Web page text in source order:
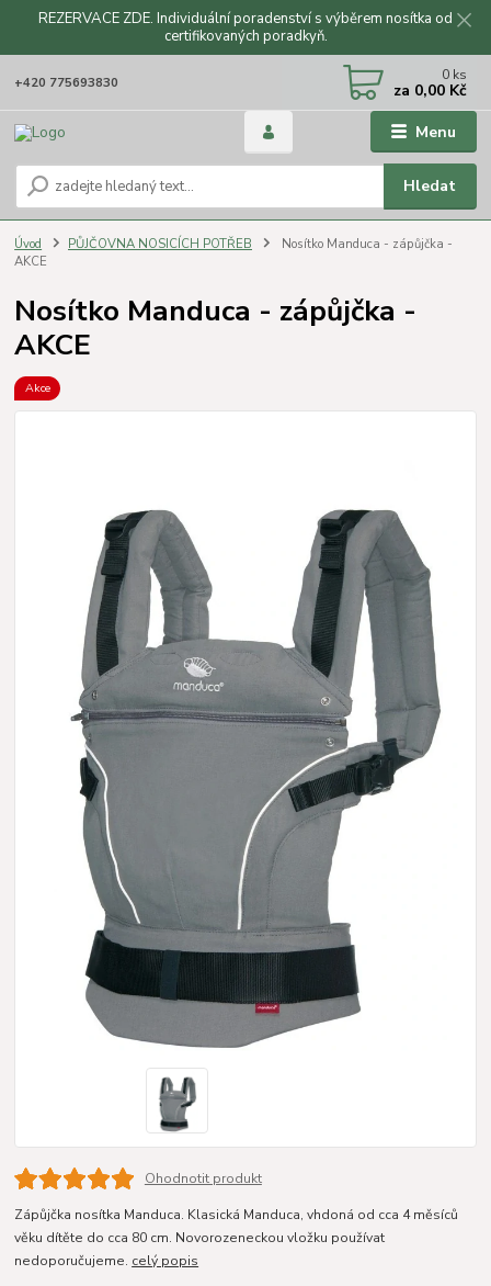
REZERVACE ZDE. Individuální poradenství s výběrem nosítka od
certifikovaných poradkyň.
Menu
Hledat
+420 775693830 0 ks
za 0,00 Kč
Úvod PŮJČOVNA NOSICÍCH POTŘEB
Nosítko Manduca - zápůjčka -
AKCE
Nosítko Manduca - zápůjčka -
AKCE
Akce
Ohodnotit produkt
Zápůjčka nosítka Manduca. Klasická Manduca, vhdoná od cca 4 měsíců
věku dítěte do cca 80 cm. Novorozeneckou vložku používat
nedoporučujeme. celý popis